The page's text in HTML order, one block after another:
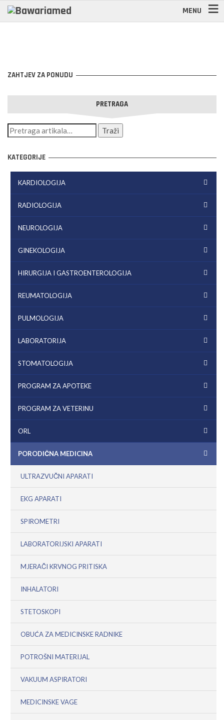
MENU
ZAHTJEV ZA PONUDU
PRETRAGA
KATEGORIJE
KARDIOLOGIJA
RADIOLOGIJA
NEUROLOGIJA
GINEKOLOGIJA
HIRURGIJA I GASTROENTEROLOGIJA
REUMATOLOGIJA
PULMOLOGIJA
LABORATORIJA
STOMATOLOGIJA
PROGRAM ZA APOTEKE
PROGRAM ZA VETERINU
ORL
PORODIČNA MEDICINA
ULTRAZVUČNI APARATI
EKG APARATI
SPIROMETRI
LABORATORIJSKI APARATI
MJERAČI KRVNOG PRITISKA
INHALATORI
STETOSKOPI
OBUĆA ZA MEDICINSKE RADNIKE
POTROŠNI MATERIJAL
VAKUUM ASPIRATORI
MEDICINSKE VAGE